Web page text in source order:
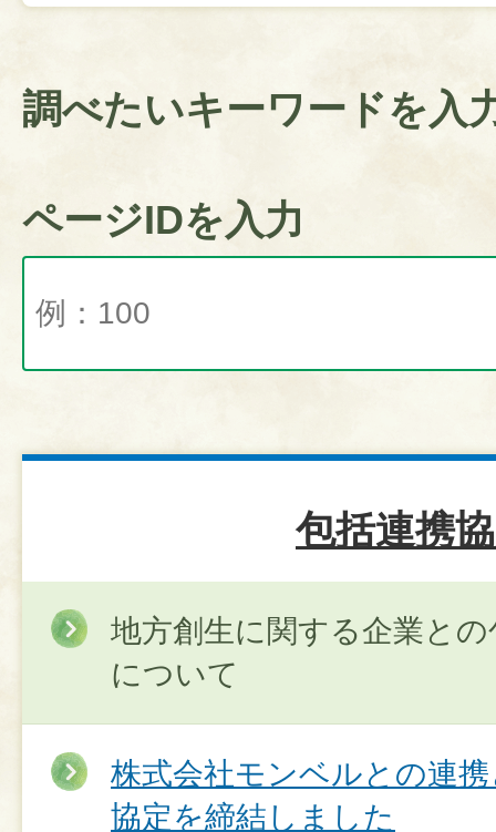
調べたいキーワードを入
ページIDを入力
包括連携
地方創生に関する企業と
について
株式会社モンベルとの連
協定を締結しました